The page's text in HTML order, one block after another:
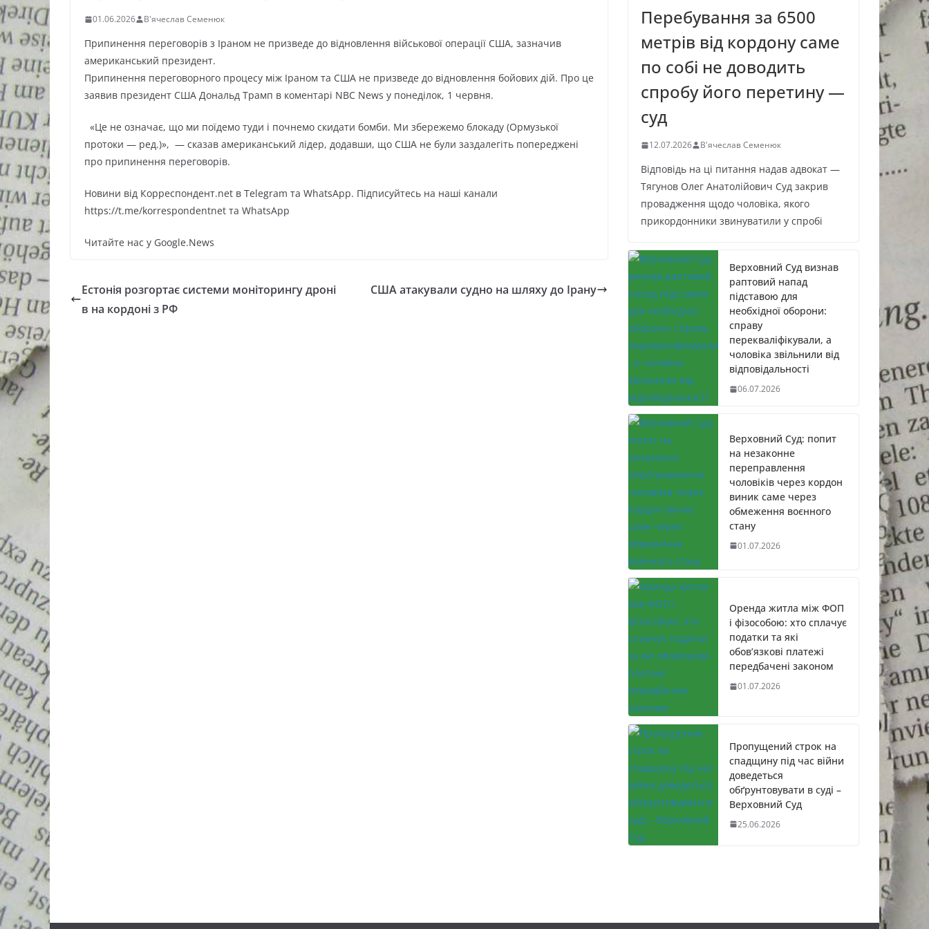
01.06.2026 В'ячеслав Семенюк
Припинення переговорів з Іраном не призведе до відновлення військової операції США, зазначив
американський президент.
Припинення переговорного процесу між Іраном та США не призведе до відновлення бойових дій. Про це
заявив президент США Дональд Трамп в коментарі NBC News у понеділок, 1 червня.
«Це не означає, що ми поїдемо туди і почнемо скидати бомби. Ми збережемо блокаду (Ормузької
протоки — ред.)», — сказав американський лідер, додавши, що США не були заздалегіть попереджені
про припинення переговорів.
Новини від Корреспондент.net в Telegram та WhatsApp. Підписуйтесь на наші канали
https://t.me/korrespondentnet та WhatsApp
Читайте нас у Google.News
Естонія розгортає системи моніторингу дроні
в на кордоні з РФ
США атакували судно на шляху до Ірану
Перебування за 6500
метрів від кордону саме
по собі не доводить
спробу його перетину —
суд
12.07.2026 В'ячеслав Семенюк
Відповідь на ці питання надав адвокат —
Тягунов Олег Анатолійович Суд закрив
провадження щодо чоловіка, якого
прикордонники звинуватили у спробі
Верховний Суд визнав
раптовий напад
підставою для
необхідної оборони:
справу
перекваліфікували, а
чоловіка звільнили від
відповідальності
06.07.2026
Верховний Суд: попит
на незаконне
переправлення
чоловіків через кордон
виник саме через
обмеження воєнного
стану
01.07.2026
Оренда житла між ФОП
і фізособою: хто сплачує
податки та які
обов’язкові платежі
передбачені законом
01.07.2026
Пропущений строк на
спадщину під час війни
доведеться
обґрунтовувати в суді –
Верховний Суд
25.06.2026